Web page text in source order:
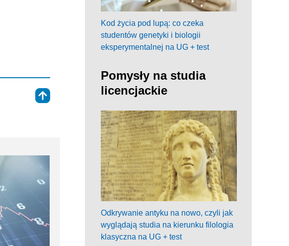
Kod życia pod lupą: co czeka
studentów genetyki i biologii
eksperymentalnej na UG + test
Pomysły na studia
licencjackie
Odkrywanie antyku na nowo, czyli jak
wyglądają studia na kierunku filologia
klasyczna na UG + test